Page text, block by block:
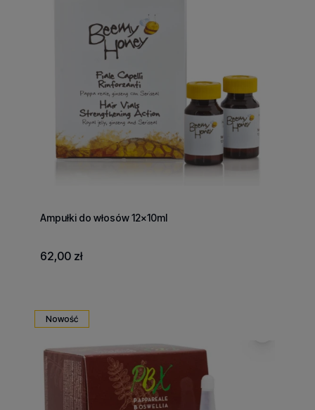
Ampułki do włosów 12x10ml
62,00 zł
Nowość